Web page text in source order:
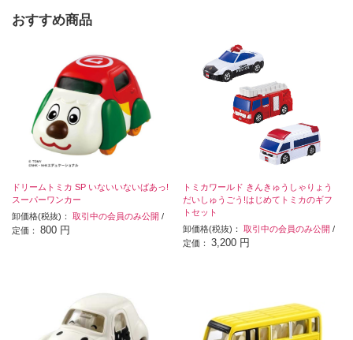
おすすめ商品
ドリームトミカ SP いないいないばあっ!
スーパーワンカー
卸価格(税抜)： 取引中の会員のみ公開 /
定価： 800 円
トミカワールド きんきゅうしゃりょう
だいしゅうごう!はじめてトミカのギフ
トセット
卸価格(税抜)：取引中の会員のみ公開 /
定価：3,200 円